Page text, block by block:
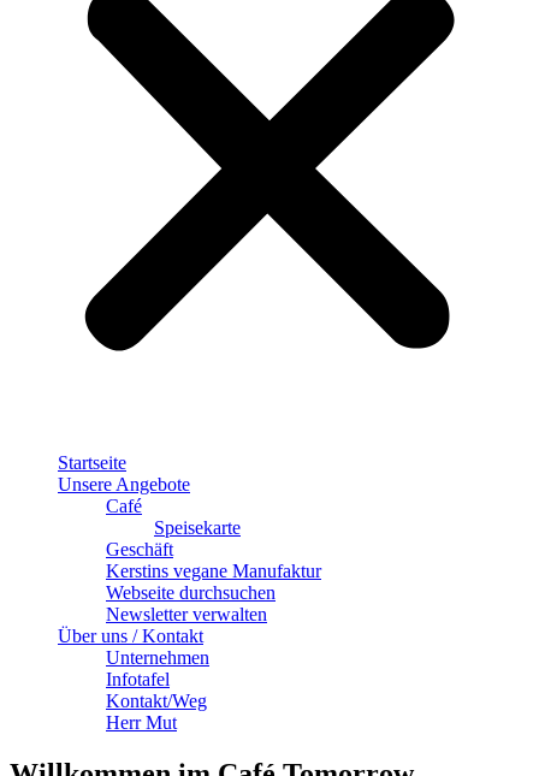
Startseite
Unsere Angebote
Café
Speisekarte
Geschäft
Kerstins vegane Manufaktur
Webseite durchsuchen
Newsletter verwalten
Über uns / Kontakt
Unternehmen
Infotafel
Kontakt/Weg
Herr Mut